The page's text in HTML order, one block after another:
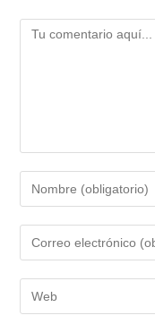
Comentario
Introduce
tu
nombre
de
usuario
Introduce
tu
dirección
de
Introduce
la